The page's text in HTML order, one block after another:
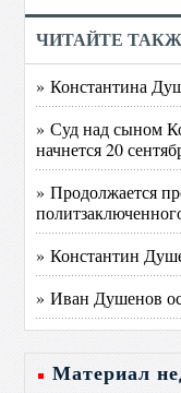
ЧИТАЙТЕ
» Константина
» Суд над сыном
начнется 20
» Продолжается
» Константин
» Иван Душенов
Материал